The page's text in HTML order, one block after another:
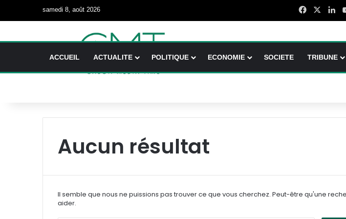
samedi 8, août 2026 Facebook
ACCUEIL ACTUALITE POLITIQUE ECONOMIE SOCIETE TRIBUNE
Aucun résultat
Il semble que nous ne puissions pas trouver ce que vous cherchez. Peut-être qu'une
aider.